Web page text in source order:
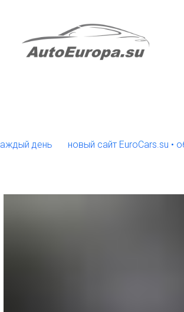
день новый сайт EuroCars.su •